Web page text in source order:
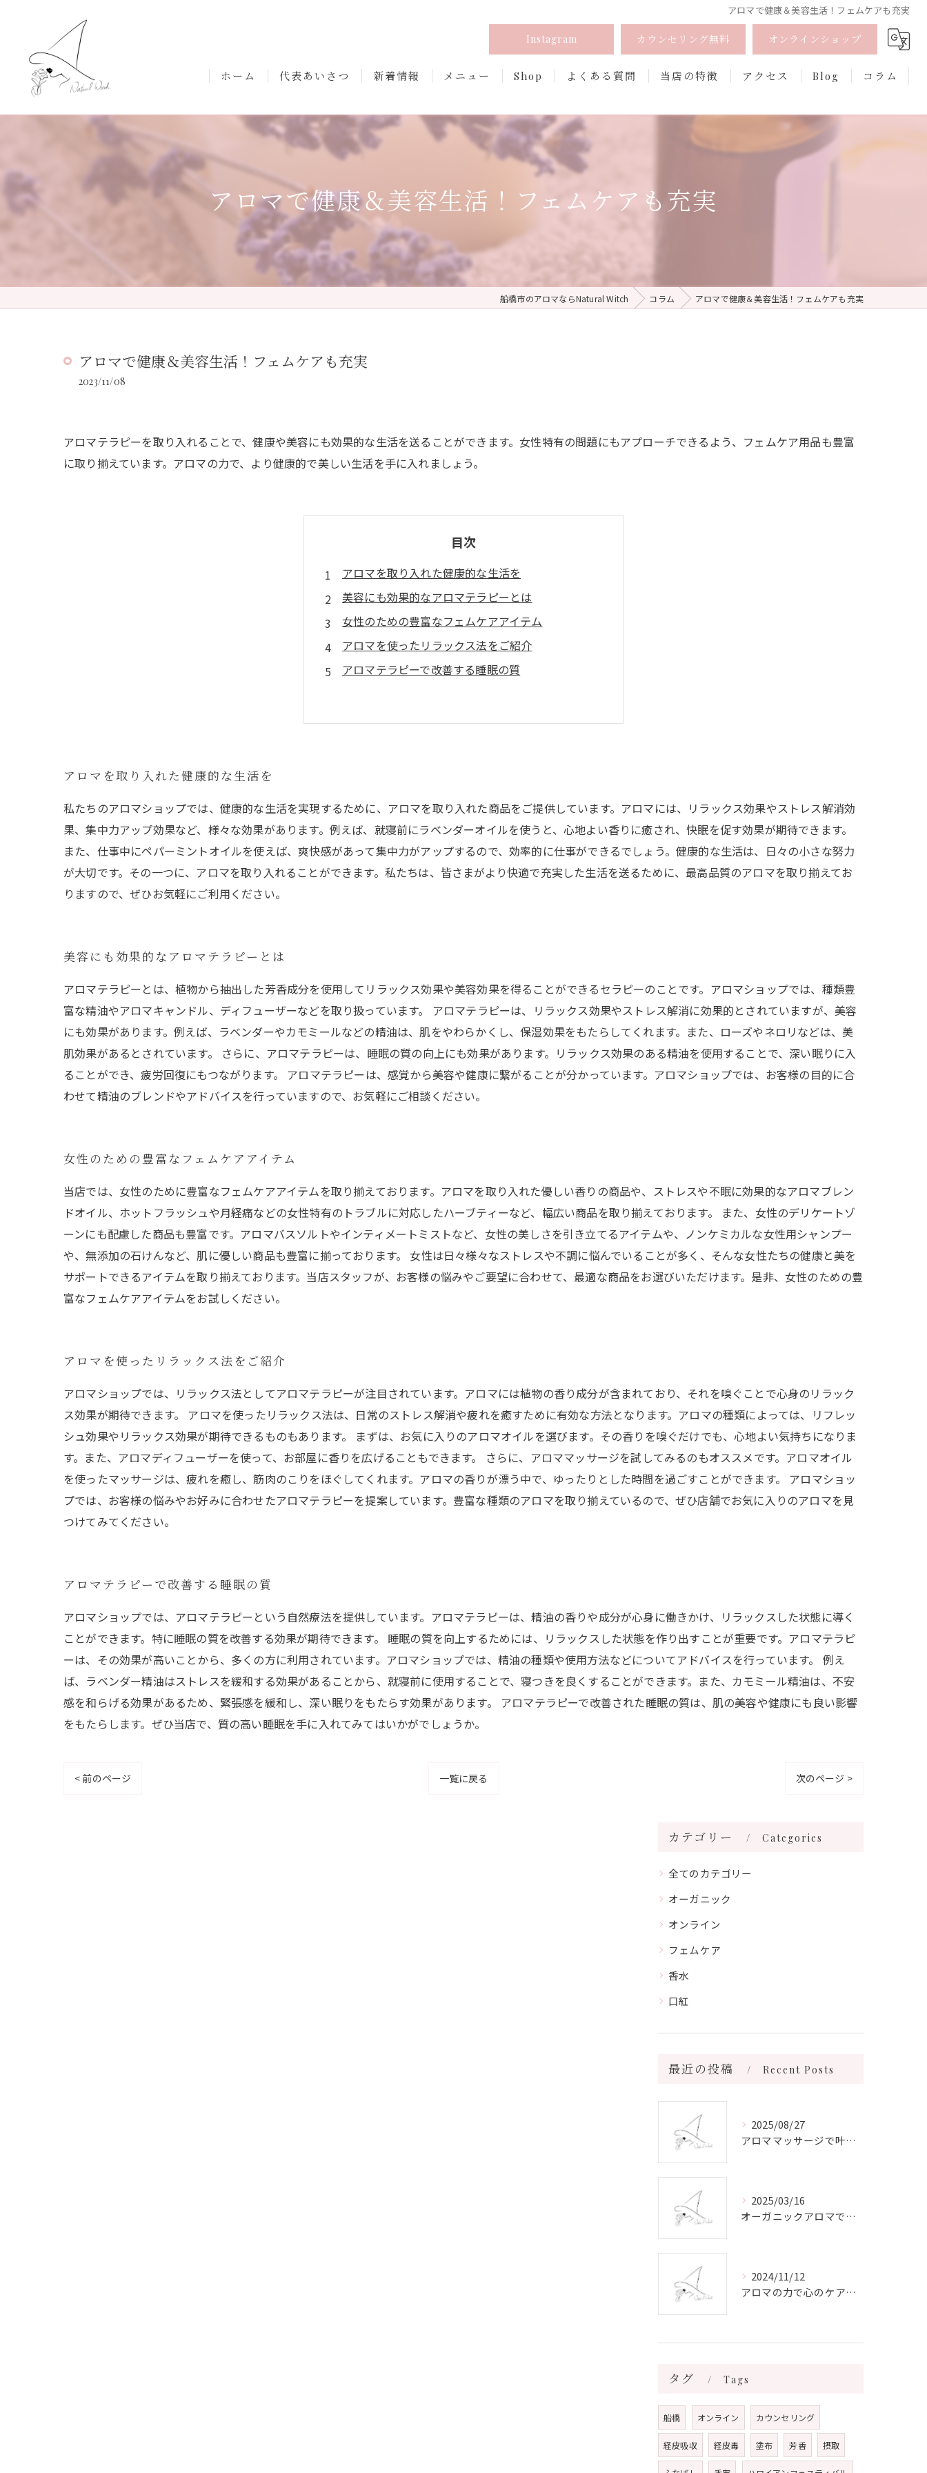
アロマで健康＆美容生活！フェムケアも充実
Instagram カウンセリング無料 オンラインショップ
ホーム 代表あいさつ 新着情報 メニュー Shop よくある質問 当店の特徴
フェムケア
アクセス Blog コラム
アロマで健康＆美容生活！フェムケアも充実
船橋市のアロマならNatural Witch コラム アロマで健康＆美容生活！フェムケアも充実
アロマで健康＆美容生活！フェムケアも充実
2023/11/08
アロマテラピーを取り入れることで、健康や美容にも効果的な生活を送ることができます。女性特有の問題にもアプローチできるよう、フェムケア用品も豊富
に取り揃えています。アロマの力で、より健康的で美しい生活を手に入れましょう。
目次
アロマを取り入れた健康的な生活を
美容にも効果的なアロマテラピーとは
女性のための豊富なフェムケアアイテム
アロマを使ったリラックス法をご紹介
アロマテラピーで改善する睡眠の質
アロマを取り入れた健康的な生活を
私たちのアロマショップでは、健康的な生活を実現するために、アロマを取り入れた商品をご提供しています。アロマには、リラックス効果やストレス解消効
果、集中力アップ効果など、様々な効果があります。例えば、就寝前にラベンダーオイルを使うと、心地よい香りに癒され、快眠を促す効果が期待できます。
また、仕事中にペパーミントオイルを使えば、爽快感があって集中力がアップするので、効率的に仕事ができるでしょう。健康的な生活は、日々の小さな努力
が大切です。その一つに、アロマを取り入れることができます。私たちは、皆さまがより快適で充実した生活を送るために、最高品質のアロマを取り揃えてお
りますので、ぜひお気軽にご利用ください。
美容にも効果的なアロマテラピーとは
アロマテラピーとは、植物から抽出した芳香成分を使用してリラックス効果や美容効果を得ることができるセラピーのことです。アロマショップでは、種類豊
富な精油やアロマキャンドル、ディフューザーなどを取り扱っています。 アロマテラピーは、リラックス効果やストレス解消に効果的とされていますが、美容
にも効果があります。例えば、ラベンダーやカモミールなどの精油は、肌をやわらかくし、保湿効果をもたらしてくれます。また、ローズやネロリなどは、美
肌効果があるとされています。 さらに、アロマテラピーは、睡眠の質の向上にも効果があります。リラックス効果のある精油を使用することで、深い眠りに入
ることができ、疲労回復にもつながります。 アロマテラピーは、感覚から美容や健康に繋がることが分かっています。アロマショップでは、お客様の目的に合
わせて精油のブレンドやアドバイスを行っていますので、お気軽にご相談ください。
女性のための豊富なフェムケアアイテム
当店では、女性のために豊富なフェムケアアイテムを取り揃えております。アロマを取り入れた優しい香りの商品や、ストレスや不眠に効果的なアロマブレン
ドオイル、ホットフラッシュや月経痛などの女性特有のトラブルに対応したハーブティーなど、幅広い商品を取り揃えております。 また、女性のデリケートゾ
ーンにも配慮した商品も豊富です。アロマバスソルトやインティメートミストなど、女性の美しさを引き立てるアイテムや、ノンケミカルな女性用シャンプー
や、無添加の石けんなど、肌に優しい商品も豊富に揃っております。 女性は日々様々なストレスや不調に悩んでいることが多く、そんな女性たちの健康と美を
サポートできるアイテムを取り揃えております。当店スタッフが、お客様の悩みやご要望に合わせて、最適な商品をお選びいただけます。是非、女性のための豊
富なフェムケアアイテムをお試しください。
アロマを使ったリラックス法をご紹介
アロマショップでは、リラックス法としてアロマテラピーが注目されています。アロマには植物の香り成分が含まれており、それを嗅ぐことで心身のリラック
ス効果が期待できます。 アロマを使ったリラックス法は、日常のストレス解消や疲れを癒すために有効な方法となります。アロマの種類によっては、リフレッ
シュ効果やリラックス効果が期待できるものもあります。 まずは、お気に入りのアロマオイルを選びます。その香りを嗅ぐだけでも、心地よい気持ちになりま
す。また、アロマディフューザーを使って、お部屋に香りを広げることもできます。 さらに、アロママッサージを試してみるのもオススメです。アロマオイル
を使ったマッサージは、疲れを癒し、筋肉のこりをほぐしてくれます。アロマの香りが漂う中で、ゆったりとした時間を過ごすことができます。 アロマショッ
プでは、お客様の悩みやお好みに合わせたアロマテラピーを提案しています。豊富な種類のアロマを取り揃えているので、ぜひ店舗でお気に入りのアロマを見
つけてみてください。
アロマテラピーで改善する睡眠の質
アロマショップでは、アロマテラピーという自然療法を提供しています。アロマテラピーは、精油の香りや成分が心身に働きかけ、リラックスした状態に導く
ことができます。特に睡眠の質を改善する効果が期待できます。 睡眠の質を向上するためには、リラックスした状態を作り出すことが重要です。アロマテラピ
ーは、その効果が高いことから、多くの方に利用されています。アロマショップでは、精油の種類や使用方法などについてアドバイスを行っています。 例え
ば、ラベンダー精油はストレスを緩和する効果があることから、就寝前に使用することで、寝つきを良くすることができます。また、カモミール精油は、不安
感を和らげる効果があるため、緊張感を緩和し、深い眠りをもたらす効果があります。 アロマテラピーで改善された睡眠の質は、肌の美容や健康にも良い影響
をもたらします。ぜひ当店で、質の高い睡眠を手に入れてみてはいかがでしょうか。
< 前のページ 一覧に戻る 次のページ >
カテゴリー Categories
全てのカテゴリー
オーガニック
オンライン
フェムケア
香水
口紅
最近の投稿 Recent Posts
2025/08/27
アロママッサージで叶える心身リラックスと健康維持の新習慣ガイド
2025/03/16
オーガニックアロマで心と体を癒す
2024/11/12
アロマの力で心のケアをする方法
タグ Tags
船橋 オンライン カウンセリング
経皮吸収 経皮毒 塗布 芳香 摂取